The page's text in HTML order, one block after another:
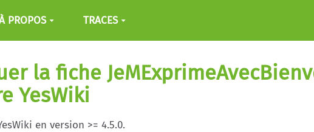
PROPOS TRACES
la fiche
YesWiki
en version >= 4.5.0.